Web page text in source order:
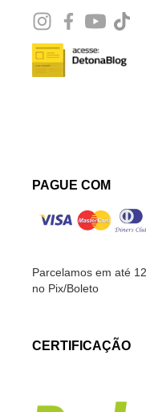
PAGUE COM
Parcelamos em até
no Pix/Boleto
CERTIFICAÇÃO